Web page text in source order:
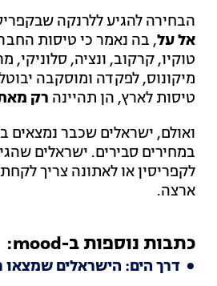
הבחירה להגיע ללרנקה
אל על, בה נאמר כי טיסות
טוקיו, קרקוב, ונציה, סלוניקי,
מיקונוס, לפקדה ומוסקבה
טיסות לארץ, הן תהיינה רק
ואולם, ישראלים שכבר נמצאים
במחירים סבירים. ישראלים
לקפריסין או לאתונה צריך
ארצה.
כתבות נוספות ב-mood:
דרך הים: הישראלים שמצאו